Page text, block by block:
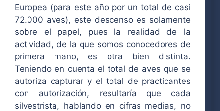
Europea (para este año por un total de casi
72.000 aves), este descenso es solamente
sobre el papel, pues la realidad de la
actividad, de la que somos conocedores de
primera mano, es otra bien distinta.
Teniendo en cuenta el total de aves que se
autoriza capturar y el total de practicantes
con autorización, resultaría que cada
silvestrista, hablando en cifras medias, no